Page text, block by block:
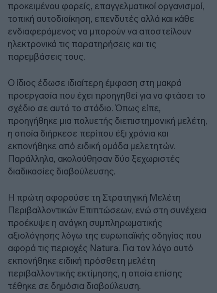
προκειμένου φορείς, επαγγελματικοί οργανισμοί,
τοπική αυτοδιοίκηση, επενδυτές αλλά και κάθε
ενδιαφερόμενος να μπορούν να αποστείλουν
ηλεκτρονικά τις παρατηρήσεις και τις
παρεμβάσεις τους.
Ο ίδιος έδωσε ιδιαίτερη έμφαση στη μακρά
προεργασία που έχει προηγηθεί για να φτάσει το
σχέδιο σε αυτό το στάδιο. Όπως είπε,
προηγήθηκε μια πολυετής διεπιστημονική μελέτη,
η οποία διήρκεσε περίπου έξι χρόνια και
εκπονήθηκε από ειδική ομάδα μελετητών.
Παράλληλα, ακολούθησαν δύο ξεχωριστές
διαδικασίες διαβούλευσης.
Η πρώτη αφορούσε τη Στρατηγική Μελέτη
Περιβαλλοντικών Επιπτώσεων, ενώ στη συνέχεια
προέκυψε η ανάγκη συμπληρωματικής
αξιολόγησης λόγω της ευρωπαϊκής οδηγίας που
αφορά τις περιοχές Natura. Για τον λόγο αυτό
εκπονήθηκε ειδική πρόσθετη μελέτη
περιβαλλοντικής εκτίμησης, η οποία επίσης
τέθηκε σε δημόσια διαβούλευση.